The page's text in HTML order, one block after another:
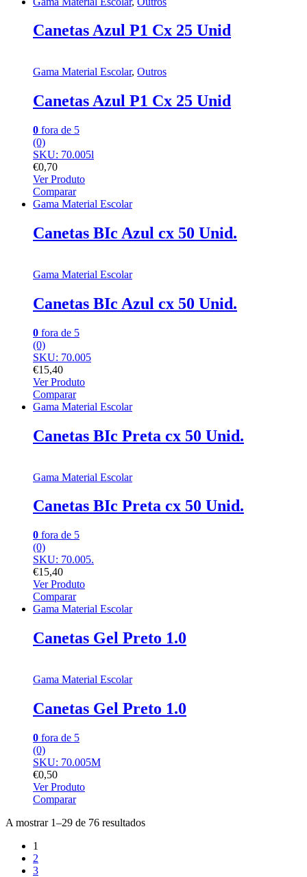
Canetas Azul P1 Cx 25 Unid
Gama Material Escolar, Outros
Canetas Azul P1 Cx 25 Unid
0 fora de 5
(0)
SKU: 70.005l
€0,70
Ver Produto
Comparar
Gama Material Escolar
Canetas BIc Azul cx 50 Unid.
Gama Material Escolar
Canetas BIc Azul cx 50 Unid.
0 fora de 5
(0)
SKU: 70.005
€15,40
Ver Produto
Comparar
Gama Material Escolar
Canetas BIc Preta cx 50 Unid.
Gama Material Escolar
Canetas BIc Preta cx 50 Unid.
0 fora de 5
(0)
SKU: 70.005.
€15,40
Ver Produto
Comparar
Gama Material Escolar
Canetas Gel Preto 1.0
Gama Material Escolar
Canetas Gel Preto 1.0
0 fora de 5
(0)
SKU: 70.005M
€0,50
Ver Produto
Comparar
A mostrar 1–29 de 76 resultados
1
2
3